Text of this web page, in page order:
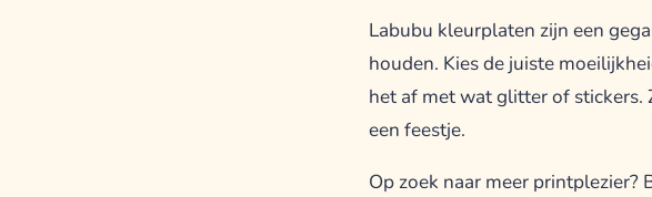
Labubu kleurplaten zijn een
houden. Kies de juiste
het af met wat glitter of stickers.
een feestje.
Op zoek naar meer printplezier?